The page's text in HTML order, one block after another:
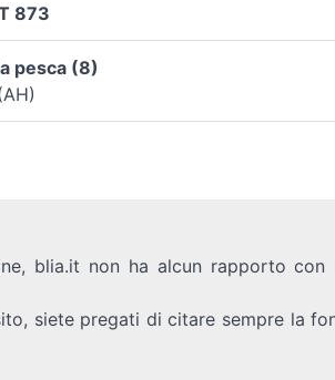
873
pesca (8)
blia.it non ha alcun rapporto
siete pregati di citare sempre la